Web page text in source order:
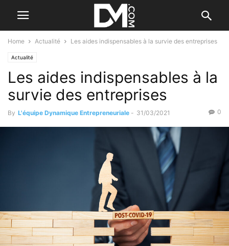
Home Actualité Les aides indispensables à la survie des entreprises
Actualité
Les aides indispensables à la
survie des entreprises
By L'équipe Dynamique Entrepreneuriale - 31/03/2021 0